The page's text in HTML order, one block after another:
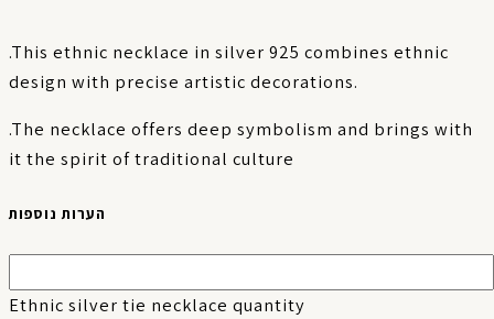
.This ethnic necklace in silver 925 combines ethnic
design with precise artistic decorations.
.The necklace offers deep symbolism and brings with
it the spirit of traditional culture
הערות נוספות
Ethnic silver tie necklace quantity